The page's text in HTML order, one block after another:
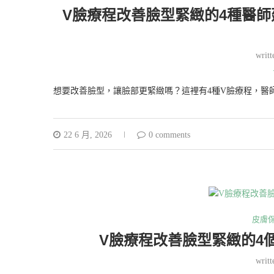
V臉療程改善臉型緊緻的4種醫
想要改善臉型，讓臉部更緊緻嗎？這裡有4種V臉療程，
22 6 月, 2026 0 comments
皮膚
V臉療程改善臉型緊緻的4